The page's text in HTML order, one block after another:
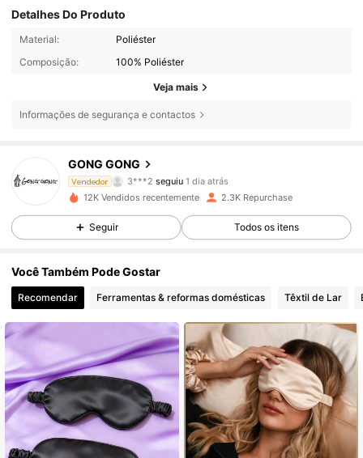
Detalhes Do Produto
Material:
Poliéster
Composição:
100% Poliéster
Veja mais
Informações de segurança e contactos
GONG GONG
Vendedor 3***2 seguiu 1 dia atrás
está a navegar
4,89
88 Seguidores
4,89 88 Seguidores
4,89 88 Seguidores
12K Vendidos recentemente 2.3K Repurchase
Seguir Todos os itens
Você Também Pode Gostar
Recomendar Ferramentas & reformas domésticas Têxtil de Lar